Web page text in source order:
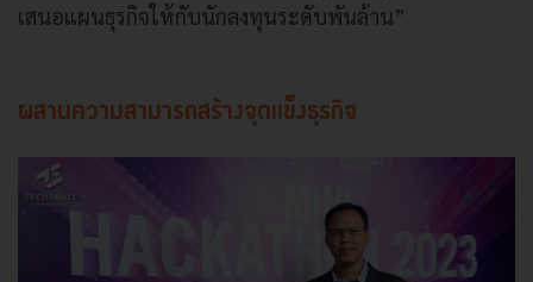
เสนอแผนธุรกิจให้กับนักลงทุนระดับพันล้าน”
ผสานความสามารถสร้างจุดแข็งธุรกิจ